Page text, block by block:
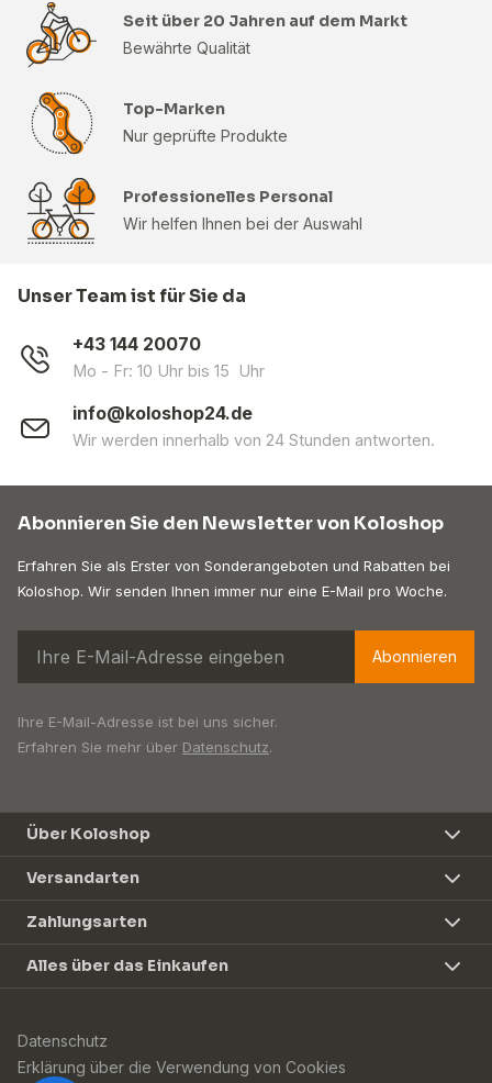
Seit über 20 Jahren auf dem Markt
Bewährte Qualität
Top-Marken
Nur geprüfte Produkte
Professionelles Personal
Wir helfen Ihnen bei der Auswahl
Unser Team ist für Sie da
+43 144 20070
Mo - Fr: 10 Uhr bis 15 Uhr
info@koloshop24.de
Wir werden innerhalb von 24 Stunden antworten.
Abonnieren Sie den Newsletter von Koloshop
Erfahren Sie als Erster von Sonderangeboten und Rabatten bei
Koloshop. Wir senden Ihnen immer nur eine E-Mail pro Woche.
Abonnieren
Ihre E-Mail-Adresse ist bei uns sicher.
Erfahren Sie mehr über Datenschutz.
Über Koloshop
Versandarten
Zahlungsarten
Alles über das Einkaufen
Datenschutz
Erklärung über die Verwendung von Cookies